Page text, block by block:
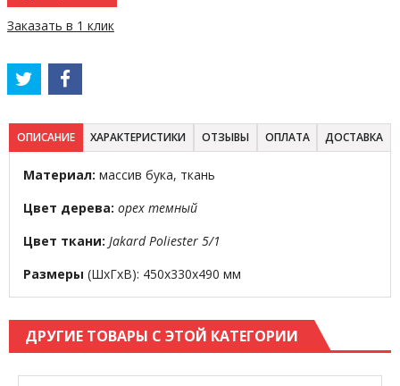
Заказать в 1 клик
ОПИСАНИЕ ХАРАКТЕРИСТИКИ ОТЗЫВЫ ОПЛАТА ДОСТАВКА
Материал: массив бука, ткань
Цвет дерева: орех темный
Цвет ткани: Jakard Poliester 5/1
Размеры (ШхГхВ): 450х330х490 мм
ДРУГИЕ ТОВАРЫ С ЭТОЙ КАТЕГОРИИ